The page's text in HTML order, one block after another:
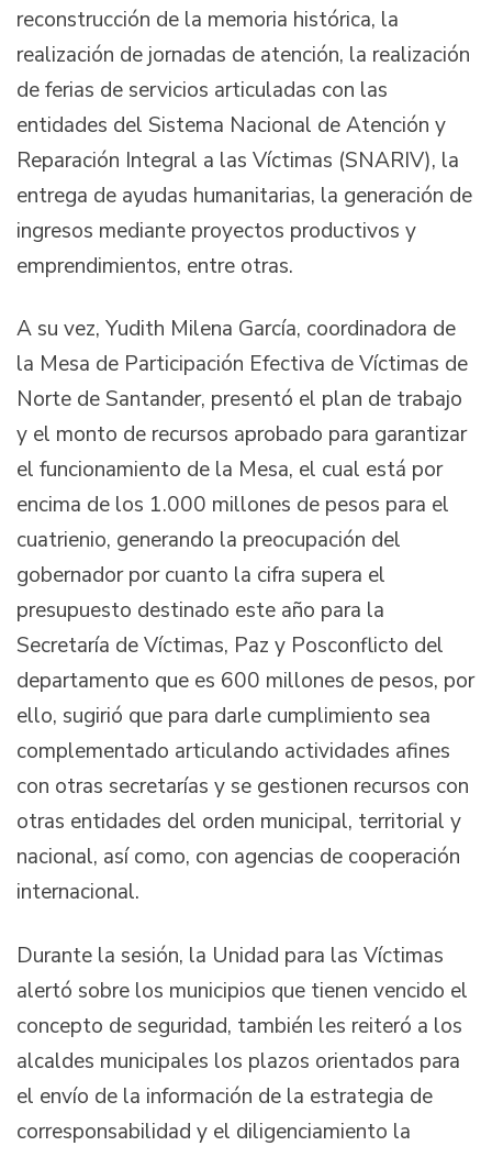
reconstrucción de la memoria histórica, la
realización de jornadas de atención, la realización
de ferias de servicios articuladas con las
entidades del Sistema Nacional de Atención y
Reparación Integral a las Víctimas (SNARIV), la
entrega de ayudas humanitarias, la generación de
ingresos mediante proyectos productivos y
emprendimientos, entre otras.
A su vez, Yudith Milena García, coordinadora de
la Mesa de Participación Efectiva de Víctimas de
Norte de Santander, presentó el plan de trabajo
y el monto de recursos aprobado para garantizar
el funcionamiento de la Mesa, el cual está por
encima de los 1.000 millones de pesos para el
cuatrienio, generando la preocupación del
gobernador por cuanto la cifra supera el
presupuesto destinado este año para la
Secretaría de Víctimas, Paz y Posconflicto del
departamento que es 600 millones de pesos, por
ello, sugirió que para darle cumplimiento sea
complementado articulando actividades afines
con otras secretarías y se gestionen recursos con
otras entidades del orden municipal, territorial y
nacional, así como, con agencias de cooperación
internacional.
Durante la sesión, la Unidad para las Víctimas
alertó sobre los municipios que tienen vencido el
concepto de seguridad, también les reiteró a los
alcaldes municipales los plazos orientados para
el envío de la información de la estrategia de
corresponsabilidad y el diligenciamiento la